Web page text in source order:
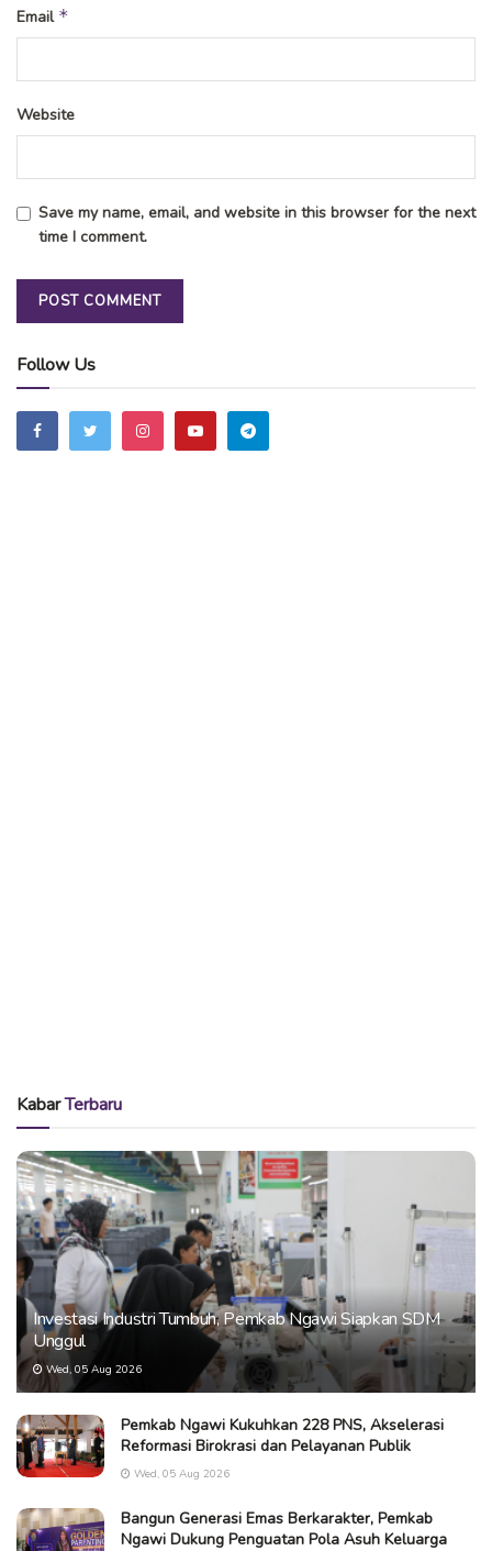
Email *
Website
Save my name, email, and website in this browser for the next
time I comment.
Follow Us
KabarTerbaru
Investasi Industri Tumbuh, Pemkab Ngawi Siapkan SDM
Unggul
Wed, 05 Aug 2026
Pemkab Ngawi Kukuhkan 228 PNS, Akselerasi
Reformasi Birokrasi dan Pelayanan Publik
Wed, 05 Aug 2026
Bangun Generasi Emas Berkarakter, Pemkab
Ngawi Dukung Penguatan Pola Asuh Keluarga